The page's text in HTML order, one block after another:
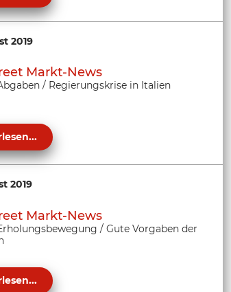
2019
Markt-News
/ Regierungskrise in Italien
2019
Markt-News
/ Gute Vorgaben der